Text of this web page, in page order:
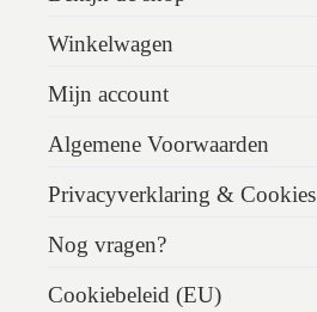
Winkelwagen
Mijn account
Algemene Voorwaarden
Privacyverklaring & Cookies
Nog vragen?
Cookiebeleid (EU)